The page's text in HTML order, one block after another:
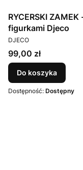
RYCERSKI
figurkami Djeco
PRODUCENT
DJECO
Cena
99,00 zł
Do koszyka
Dostępność: Dostępny